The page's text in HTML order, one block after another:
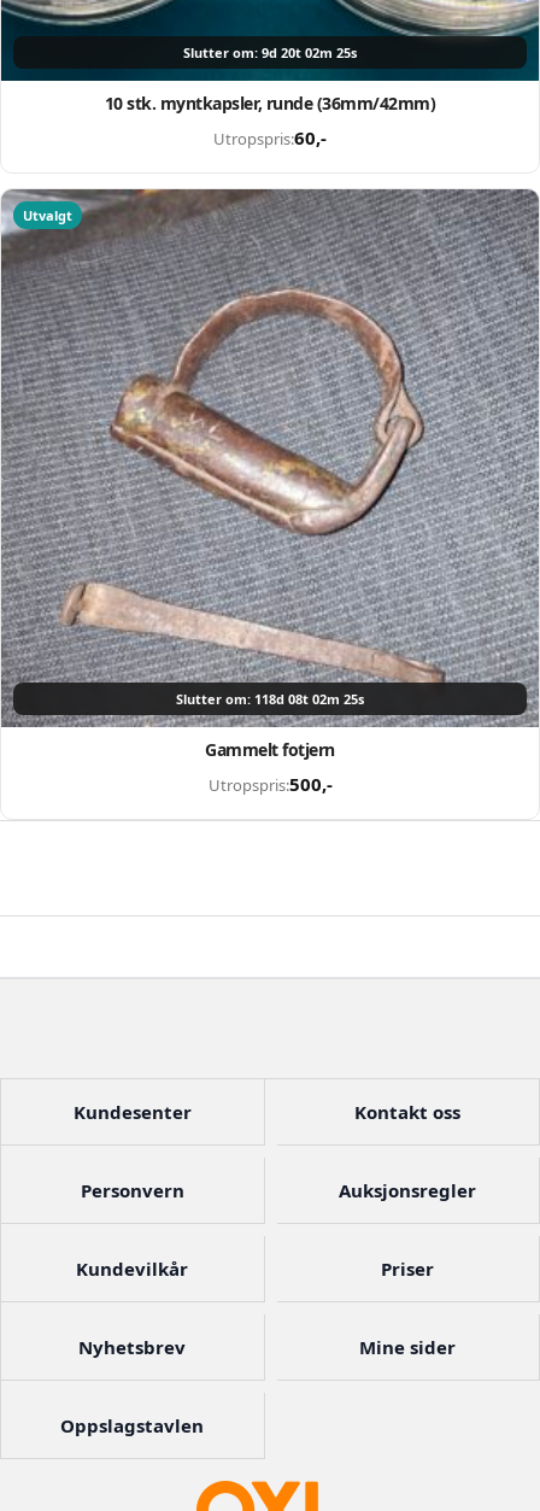
Slutter om: 9d 20t 02m 24s
10 stk. myntkapsler, runde (36mm/42mm)
Utropspris:60,-
Utvalgt
Slutter om: 118d 08t 02m 24s
Gammelt fotjern
Utropspris:500,-
Kundesenter Kontakt oss
Personvern Auksjonsregler
Kundevilkår Priser
Nyhetsbrev Mine sider
Oppslagstavlen